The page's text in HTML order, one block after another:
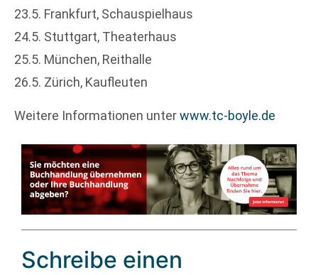
23.5. Frankfurt, Schauspielhaus
24.5. Stuttgart, Theaterhaus
25.5. München, Reithalle
26.5. Zürich, Kaufleuten
Weitere Informationen unterwww.tc-boyle.de
Schreibe einen